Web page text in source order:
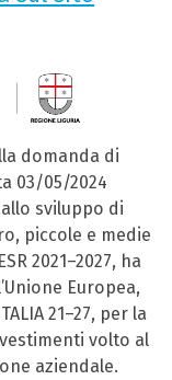
domanda di
03/05/2024
sviluppo di
piccole e medie
2021–2027, ha
Europea,
21–27, per la
volto al
aziendale.